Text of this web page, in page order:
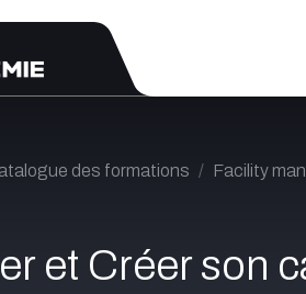
des formations Facility
et Créer son